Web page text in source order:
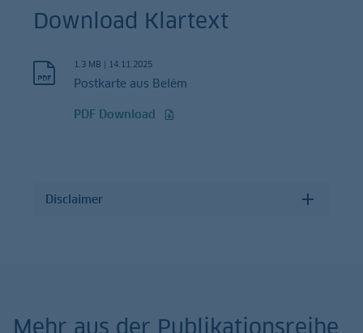
Download Klartext
1.3 MB | 14.11.2025
Postkarte aus Belém
PDF Download
Disclaimer
Mehr aus der Publikationsreihe